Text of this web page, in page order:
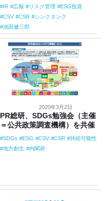
IR
広報 リスク管理
ESG投資
CSV
CSR
シンクタンク
池田健三郎
2020年3月2日
PR総研、SDGs勉強会（主催
＝公共政策調査機構）を共催
SDGs ESG CSV CSR
持続可能性
地方創生
内閣府